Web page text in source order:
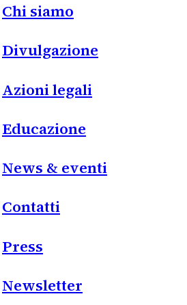
Chi siamo
Divulgazione
Azioni legali
Educazione
News & eventi
Contatti
Press
Newsletter